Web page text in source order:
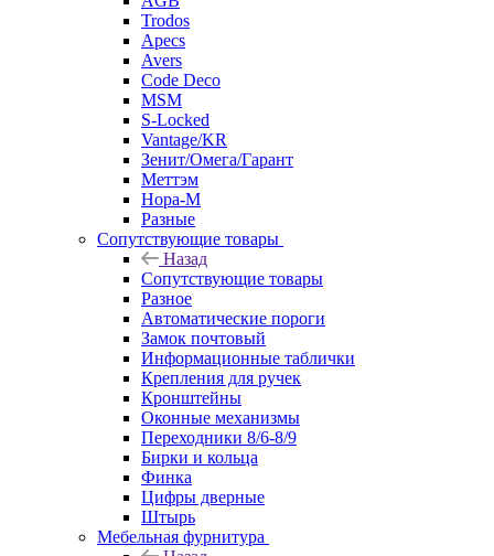
Trodos
Apecs
Avers
Code Deco
MSM
S-Locked
Vantage/KR
Зенит/Омега/Гарант
Меттэм
Нора-М
Разные
Сопутствующие товары
Назад
Сопутствующие товары
Разное
Автоматические пороги
Замок почтовый
Информационные таблички
Крепления для ручек
Кронштейны
Оконные механизмы
Переходники 8/6-8/9
Бирки и кольца
Финка
Цифры дверные
Штырь
Мебельная фурнитура